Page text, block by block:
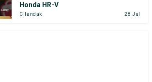
Honda HR-V
Cilandak 28 Jul